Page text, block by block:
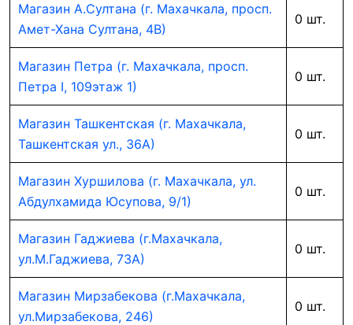
Магазин А.Султана (г. Махачкала, просп.
Амет-Хана Султана, 4В)
0 шт.
Магазин Петра (г. Махачкала, просп.
Петра I, 109этаж 1)
0 шт.
Магазин Ташкентская (г. Махачкала,
Ташкентская ул., 36А)
0 шт.
Магазин Хуршилова (г. Махачкала, ул.
Абдулхамида Юсупова, 9/1)
0 шт.
Магазин Гаджиева (г.Махачкала,
ул.М.Гаджиева, 73А)
0 шт.
Магазин Мирзабекова (г.Махачкала,
ул.Мирзабекова, 246)
0 шт.